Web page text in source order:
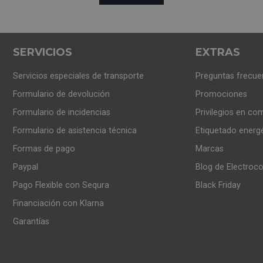
si buscas una cocina minimalista y ordenada, ya que
para todo grupo filtrante ya que además de una
reemplazables.
SERVICIOS
Servicios especiales de transporte
Formulario de devolución
Formulario de incidencias
Formulario de asistencia técnica
Formas de pago
Paypal
Pago Flexible con Sequra
Financiación con Klarna
Garantías
EXTRAS
Preguntas
Promociones
Privilegios en
Etiquetado
Marcas
Blog de
Black Friday